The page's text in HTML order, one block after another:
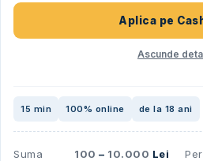
Aplica pe
Ascunde
15 min 100% online de la 18 ani
Suma 100 – 10.000 Lei